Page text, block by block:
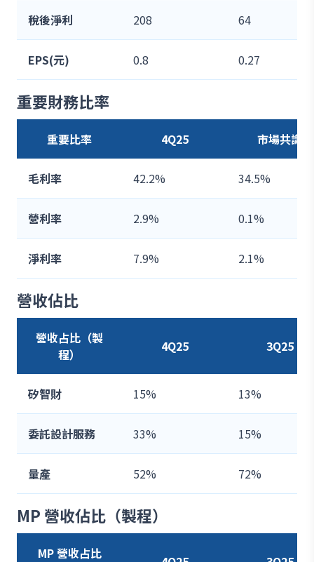
稅後淨利 208 64
EPS(元) 0.8 0.27
重要財務比率
重要比率 4Q25 市場共識
毛利率 42.2% 34.5%
營利率 2.9% 0.1%
淨利率 7.9% 2.1%
營收佔比
營收占比（製
程）
4Q25 3Q25
矽智財 15% 13%
委託設計服務 33% 15%
量產 52% 72%
MP 營收佔比（製程）
MP 營收占比